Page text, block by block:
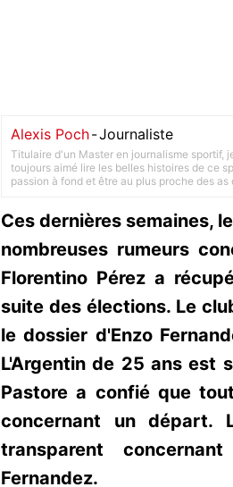
Alexis Poch-Journaliste
Titulaire d'un Master en journalisme sportif,
toujours aimé lire les belles histoires de ce
passion à fond et être au plus proche des as
Ces dernières semaines,
nombreuses rumeurs
Florentino Pérez a
suite des élections. Le
le dossier d'Enzo
L'Argentin de 25 ans est
Pastore a confié que
concernant un départ.
transparent
Fernandez.